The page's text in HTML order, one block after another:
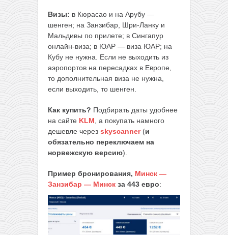
Визы: в Кюрасао и на Арубу —
шенген; на Занзибар, Шри-Ланку и
Мальдивы по прилете; в Сингапур
онлайн-виза; в ЮАР — виза ЮАР; на
Кубу не нужна. Если не выходить из
аэропортов на пересадках в Европе,
то дополнительная виза не нужна,
если выходить, то шенген.
Как купить? Подбирать даты удобнее
на сайте KLM , а покупать намного
дешевле через skyscanner(и
обязательно переключаем на
норвежскую версию).
Пример бронирования, Минск —
Занзибар — Минск за 443 евро: